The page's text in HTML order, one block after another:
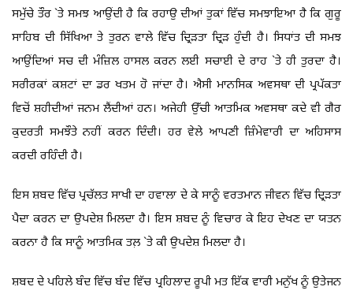
ਸਮੁੱਚੇ ਤੌਰ `ਤੇ ਸਮਝ ਆਉਂਦੀ ਹੈ ਕਿ ਰਹਾਉ ਦੀਆਂ ਤੁਕਾਂ ਵਿੱਚ ਸਮਝਾਇਆ ਹੈ ਕਿ ਗੁਰੂ
ਸਾਹਿਬ ਦੀ ਸਿੱਖਿਆ ਤੇ ਤੁਰਨ ਵਾਲੇ ਵਿੱਚ ਦ੍ਰਿੜਤਾ ਦ੍ਰਿੜ ਹੁੰਦੀ ਹੈ। ਸਿਧਾਂਤ ਦੀ ਸਮਝ
ਆਉਂਦਿਆਂ ਸਚ ਦੀ ਮੰਜ਼ਿਲ ਹਾਸਲ ਕਰਨ ਲਈ ਸਚਾਈ ਦੇ ਰਾਹ `ਤੇ ਹੀ ਤੁਰਦਾ ਹੈ।
ਸਰੀਰਕਾਂ ਕਸ਼ਟਾਂ ਦਾ ਡਰ ਖਤਮ ਹੋ ਜਾਂਦਾ ਹੈ। ਐਸੀ ਮਾਨਸਿਕ ਅਵਸਥਾ ਦੀ ਪ੍ਰਪੱਕਤਾ
ਵਿਚੋਂ ਸ਼ਹੀਦੀਆਂ ਜਨਮ ਲੈਂਦੀਆਂ ਹਨ। ਅਜੇਹੀ ਉੱਚੀ ਆਤਮਿਕ ਅਵਸਥਾ ਕਦੇ ਵੀ ਗੈਰ
ਕੁਦਰਤੀ ਸਮਝੌਤੇ ਨਹੀਂ ਕਰਨ ਦਿੰਦੀ। ਹਰ ਵੇਲੇ ਆਪਣੀ ਜ਼ਿੰਮੇਵਾਰੀ ਦਾ ਅਹਿਸਾਸ
ਕਰਦੀ ਰਹਿੰਦੀ ਹੈ।
ਇਸ ਸ਼ਬਦ ਵਿੱਚ ਪ੍ਰਚੱਲਤ ਸਾਖੀ ਦਾ ਹਵਾਲਾ ਦੇ ਕੇ ਸਾਨੂੰ ਵਰਤਮਾਨ ਜੀਵਨ ਵਿੱਚ ਦ੍ਰਿੜਤਾ
ਪੈਦਾ ਕਰਨ ਦਾ ਉਪਦੇਸ਼ ਮਿਲਦਾ ਹੈ। ਇਸ ਸ਼ਬਦ ਨੂੰ ਵਿਚਾਰ ਕੇ ਇਹ ਦੇਖਣ ਦਾ ਯਤਨ
ਕਰਨਾ ਹੈ ਕਿ ਸਾਨੂੰ ਆਤਮਿਕ ਤਲ਼ `ਤੇ ਕੀ ਉਪਦੇਸ਼ ਮਿਲਦਾ ਹੈ।
ਸ਼ਬਦ ਦੇ ਪਹਿਲੇ ਬੰਦ ਵਿੱਚ ਬੰਦ ਵਿੱਚ ਪ੍ਰਹਿਲਾਦ ਰੂਪੀ ਮਤ ਇੱਕ ਵਾਰੀ ਮਨੁੱਖ ਨੂੰ ਉਤੇਜਨ